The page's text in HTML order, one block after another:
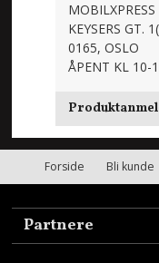
MOBILXPRESS
KEYSERS GT.
0165, OSLO
ÅPENT KL 10-
Forside Bli kunde
Partnere